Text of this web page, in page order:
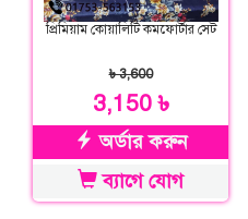
প্রিমিয়াম কোয়ালিটি কমফোর্টার সেট
৳ 3,600
3,150 ৳
অর্ডার করুন
ব্যাগে যোগ